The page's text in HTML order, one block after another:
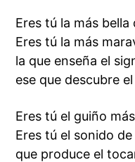
Eres tú la más
Eres tú la más
la que enseña el
ese que descubre
Eres tú el guiño
Eres tú el sonido
que produce el